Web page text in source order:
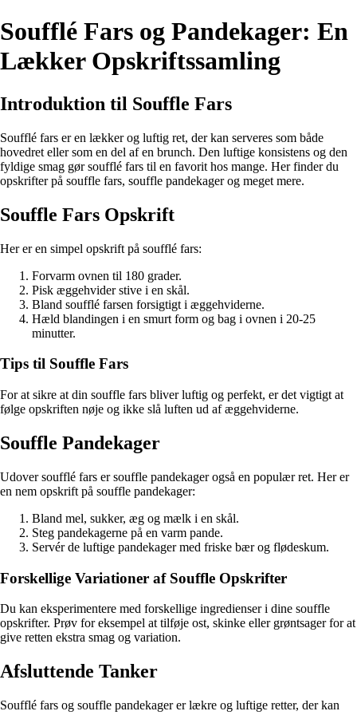
Soufflé Fars og Pandekager: En
Lækker Opskriftssamling
Introduktion til Souffle Fars
Soufflé fars er en lækker og luftig ret, der kan serveres som både
hovedret eller som en del af en brunch. Den luftige konsistens og den
fyldige smag gør soufflé fars til en favorit hos mange. Her finder du
opskrifter på souffle fars, souffle pandekager og meget mere.
Souffle Fars Opskrift
Her er en simpel opskrift på soufflé fars:
Forvarm ovnen til 180 grader.
Pisk æggehvider stive i en skål.
Bland soufflé farsen forsigtigt i æggehviderne.
Hæld blandingen i en smurt form og bag i ovnen i 20-25
minutter.
Tips til Souffle Fars
For at sikre at din souffle fars bliver luftig og perfekt, er det vigtigt at
følge opskriften nøje og ikke slå luften ud af æggehviderne.
Souffle Pandekager
Udover soufflé fars er souffle pandekager også en populær ret. Her er
en nem opskrift på souffle pandekager:
Bland mel, sukker, æg og mælk i en skål.
Steg pandekagerne på en varm pande.
Servér de luftige pandekager med friske bær og flødeskum.
Forskellige Variationer af Souffle Opskrifter
Du kan eksperimentere med forskellige ingredienser i dine souffle
opskrifter. Prøv for eksempel at tilføje ost, skinke eller grøntsager for at
give retten ekstra smag og variation.
Afsluttende Tanker
Soufflé fars og souffle pandekager er lækre og luftige retter, der kan